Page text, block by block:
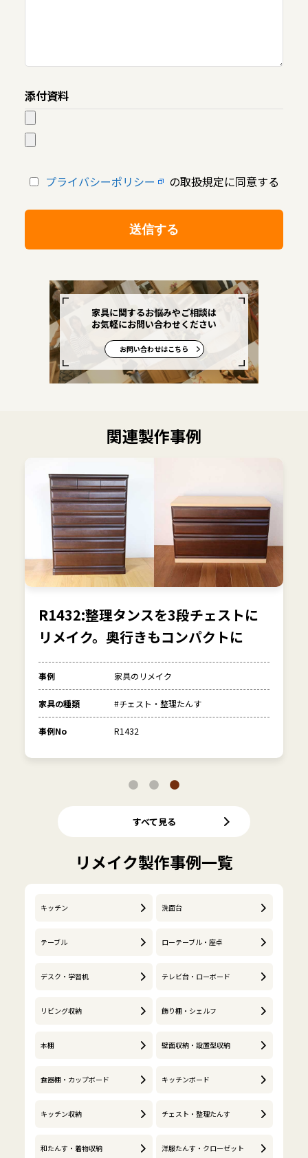
添付資料
プライバシーポリシー の取扱規定に同意する
家具に関するお悩みやご相談は
お気軽にお問い合わせください
お問い合わせはこちら
関連製作事例
R1432:整理タンスを3段チェストに
リメイク。奥行きもコンパクトに
事例 家具のリメイク
家具の種類 #チェスト・整理たんす
事例No R1432
すべて見る
リメイク製作事例一覧
キッチン 洗面台
テーブル ローテーブル・座卓
デスク・学習机 テレビ台・ローボード
リビング収納 飾り棚・シェルフ
本棚 壁面収納・設置型収納
食器棚・カップボード キッチンボード
キッチン収納 チェスト・整理たんす
和たんす・着物収納 洋服たんす・クローゼット